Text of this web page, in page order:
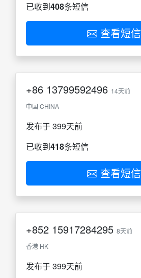
已收到408条短信
查看短信
+86 13799592496 14天前
中国 CHINA
发布于 399天前
已收到418条短信
查看短信
+852 15917284295 8天前
香港 HK
发布于 399天前